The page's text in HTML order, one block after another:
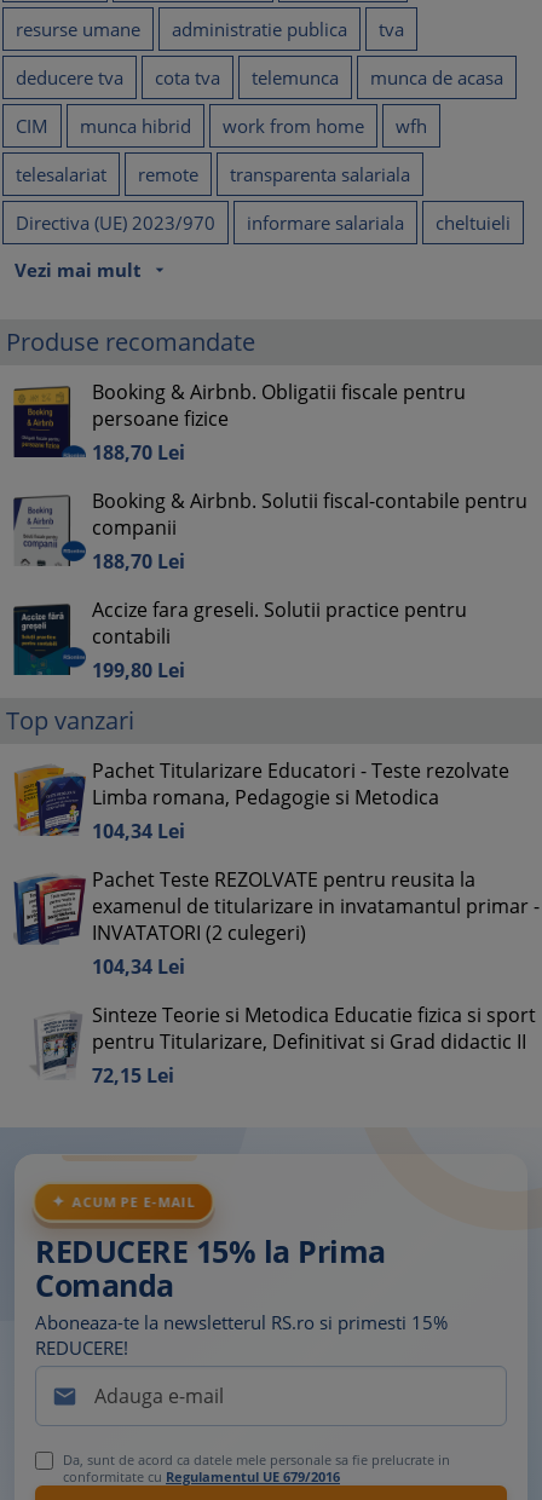
resurse umane
administratie publica
tva
deducere tva
cota tva telemunca
munca de acasa
CIM
munca hibrid work from home
wfh
telesalariat
remote
transparenta salariala
Directiva (UE) 2023/970
informare salariala
cheltuieli
Vezi mai mult
arrow_drop_down
Produse recomandate
Booking & Airbnb. Obligatii fiscale pentru
persoane fizice
188,70 Lei
Booking & Airbnb. Solutii fiscal-contabile pentru
companii
188,70 Lei
Accize fara greseli. Solutii practice pentru
contabili
199,80 Lei
Top vanzari
Pachet Titularizare Educatori - Teste rezolvate
Limba romana, Pedagogie si Metodica
104,34 Lei
Pachet Teste REZOLVATE pentru reusita la
examenul de titularizare in invatamantul primar -
INVATATORI (2 culegeri)
104,34 Lei
Sinteze Teorie si Metodica Educatie fizica si sport
pentru Titularizare, Definitivat si Grad didactic II
72,15 Lei
ACUM PE E-MAIL
REDUCERE 15% la Prima
Comanda
Aboneaza-te la newsletterul RS.ro si primesti 15%
REDUCERE!

Da, sunt de acord ca datele mele personale sa fie prelucrate in
conformitate cu Regulamentul UE 679/2016